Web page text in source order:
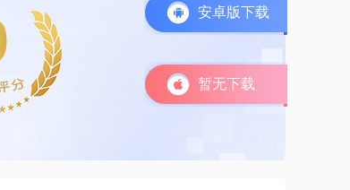
安卓版下载
暂无下载